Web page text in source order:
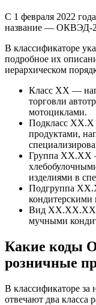
С 1 февраля 2022
название — ОКВЭД-
В классификаторе
подробное их
иерархическом
Класс XX —
торговли
мотоциклами.
Подкласс
продуктами,
Группа XX.XX
изделиями в
Подгруппа
кондитерскими
Вид XX.XX.XX
мучными
Какие коды
розничные
В классификаторе за
отвечают два класса